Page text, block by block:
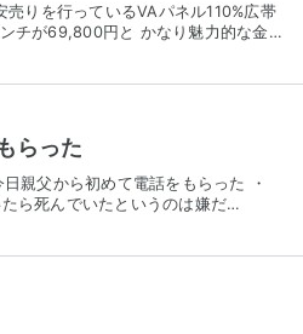
りを行っているVAパネル110%広帯
チが69,800円と かなり魅力的な金…
らった
親父から初めて電話をもらった ・
ら死んでいたというのは嫌だ…